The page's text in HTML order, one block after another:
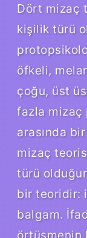
Dört mizaç
kişilik türü
öfkeli,
çoğu, üst
fazla
arasında bir
mizaç
türü
bir teoridir:
balgam.
örtüşmenin